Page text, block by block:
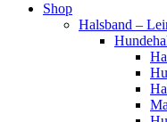
Shop
Halsband –